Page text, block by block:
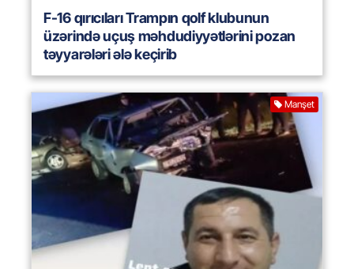
F-16 qırıcıları Trampın qolf klubunun
üzərində uçuş məhdudiyyətlərini pozan
təyyarələri ələ keçirib
Manşet